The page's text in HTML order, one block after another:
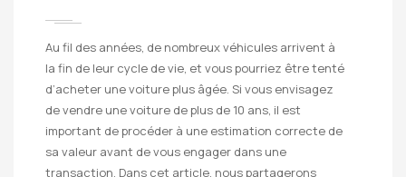
Au fil des années, de nombreux véhicules arrivent à
la fin de leur cycle de vie, et vous pourriez être tenté
d’acheter une voiture plus âgée. Si vous envisagez
de vendre une voiture de plus de 10 ans, il est
important de procéder à une estimation correcte de
sa valeur avant de vous engager dans une
transaction. Dans cet article, nous partagerons